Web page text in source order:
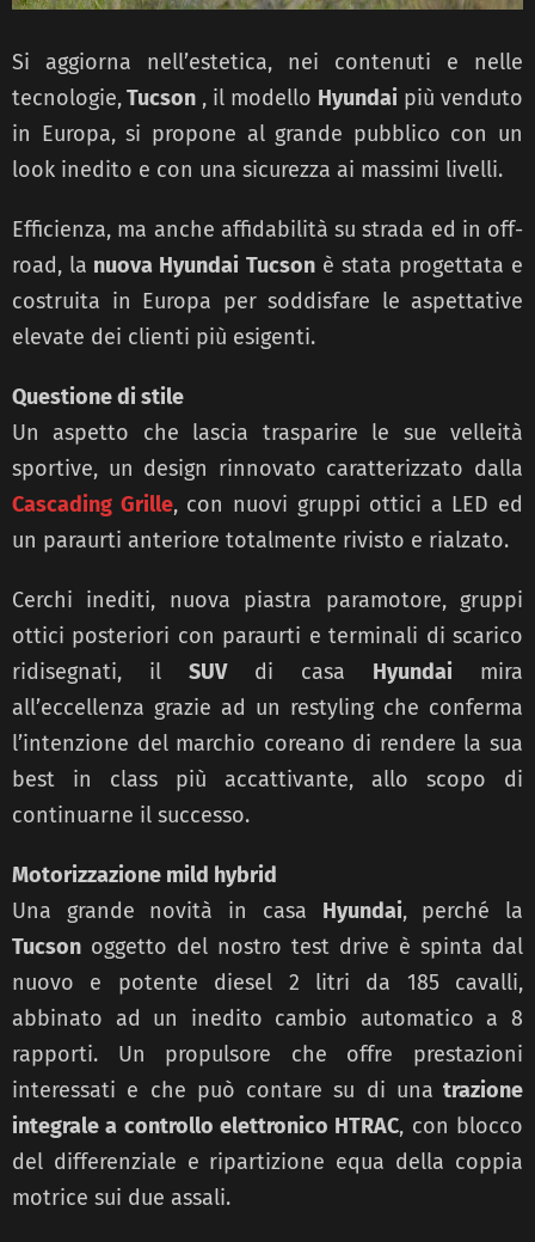
Si aggiorna nell’estetica, nei contenuti e nelle
tecnologie,Tucson , il modello Hyundai più venduto
in Europa, si propone al grande pubblico con un
look inedito e con una sicurezza ai massimi livelli.
Efficienza, ma anche affidabilità su strada ed in off-
road, la nuova Hyundai Tucsonè stata progettata e
costruita in Europa per soddisfare le aspettative
elevate dei clienti più esigenti.
Questione di stile
Un aspetto che lascia trasparire le sue velleità
sportive, un design rinnovato caratterizzato dalla
Cascading Grille, con nuovi gruppi ottici a LED ed
un paraurti anteriore totalmente rivisto e rialzato.
Cerchi inediti, nuova piastra paramotore, gruppi
ottici posteriori con paraurti e terminali di scarico
ridisegnati, il SUVdi casa Hyundai mira
all’eccellenza grazie ad un restyling che conferma
l’intenzione del marchio coreano di rendere la sua
best in class più accattivante, allo scopo di
continuarne il successo.
Motorizzazione mild hybrid
Una grande novità in casa Hyundai, perché la
Tucson oggetto del nostro test drive è spinta dal
nuovo e potente diesel 2 litri da 185 cavalli,
abbinato ad un inedito cambio automatico a 8
rapporti. Un propulsore che offre prestazioni
interessati e che può contare su di una trazione
integrale a controllo elettronico HTRAC, con blocco
del differenziale e ripartizione equa della coppia
motrice sui due assali.